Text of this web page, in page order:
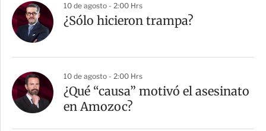
10 de agosto - 2:00 Hrs
¿Sólo hicieron trampa?
10 de agosto - 2:00 Hrs
¿Qué “causa” motivó el asesinato
en Amozoc?